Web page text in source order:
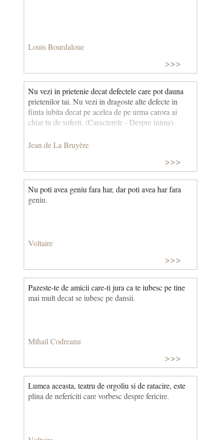
Louis Bourdaloue
>>>
Nu vezi in prietenie decat defectele care pot dauna
prietenilor tai. Nu vezi in dragoste alte defecte in
fiinta iubita decat pe acelea de pe urma carora ai
chiar tu de suferit. (Caracterele - Despre inima)
Jean de La Bruyère
>>>
Nu poti avea geniu fara har, dar poti avea har fara
geniu.
Voltaire
>>>
Pazeste-te de amicii care-ti jura ca te iubesc pe tine
mai mult decat se iubesc pe dansii.
Mihail Codreanu
>>>
Lumea aceasta, teatru de orgoliu si de ratacire, este
plina de nefericiti care vorbesc despre fericire.